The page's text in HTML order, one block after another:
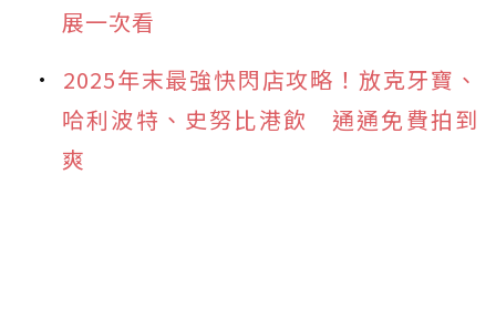
展一次看
2025年末最強快閃店攻略！放克牙寶、
哈利波特、史努比港飲 通通免費拍到
爽